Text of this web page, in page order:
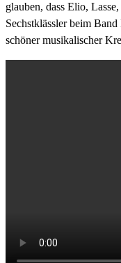
glauben, dass Elio,
Sechstklässler beim
schöner musikalischer